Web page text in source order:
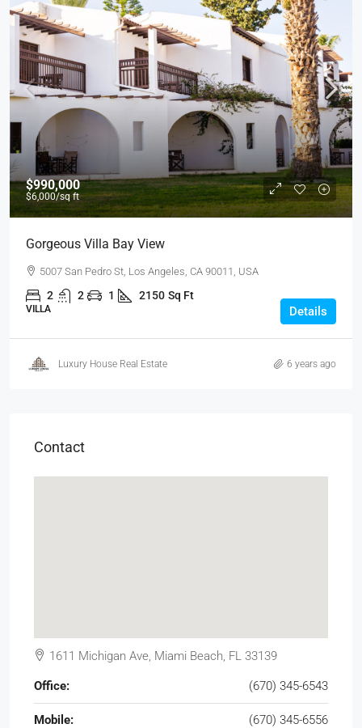
$990,000
$6,000/sq ft
Gorgeous Villa Bay View
5007 San Pedro St, Los Angeles, CA 90011, USA
2 2 1 2150 Sq Ft
VILLA Details
Luxury House Real Estate 6 years ago
Contact
1611 Michigan Ave, Miami Beach, FL 33139
Office: (670) 345-6543
Mobile: (670) 345-6556